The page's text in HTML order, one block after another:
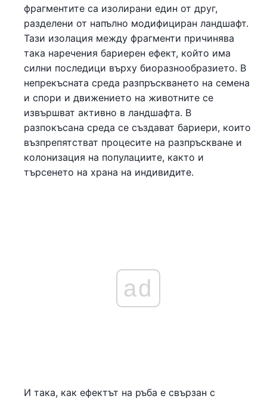
фрагментите са изолирани един от друг,
разделени от напълно модифициран ландшафт.
Тази изолация между фрагменти причинява
така наречения бариерен ефект, който има
силни последици върху биоразнообразието. В
непрекъсната среда разпръскването на семена
и спори и движението на животните се
извършват активно в ландшафта. В
разпокъсана среда се създават бариери, които
възпрепятстват процесите на разпръскване и
колонизация на популациите, както и
търсенето на храна на индивидите.
ad
И така, как ефектът на ръба е свързан с